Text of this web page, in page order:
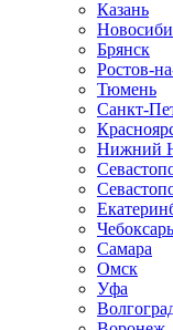
Казань
Брянск
Ростов-
Тюмень
Санкт-
Нижний
Самара
Омск
Уфа